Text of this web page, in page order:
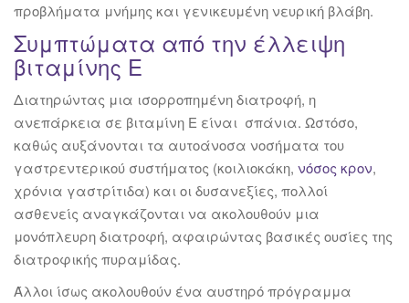
προβλήματα μνήμης και γενικευμένη νευρική βλάβη.
Συμπτώματα από την έλλειψη
βιταμίνης Ε
Διατηρώντας μια ισορροπημένη διατροφή, η
ανεπάρκεια σε βιταμίνη Ε είναι σπάνια. Ωστόσο,
καθώς αυξάνονται τα αυτοάνοσα νοσήματα του
γαστρεντερικού συστήματος (κοιλιοκάκη, νόσος κρον,
χρόνια γαστρίτιδα) και οι δυσανεξίες, πολλοί
ασθενείς αναγκάζονται να ακολουθούν μια
μονόπλευρη διατροφή, αφαιρώντας βασικές ουσίες της
διατροφικής πυραμίδας.
Άλλοι ίσως ακολουθούν ένα αυστηρό πρόγραμμα